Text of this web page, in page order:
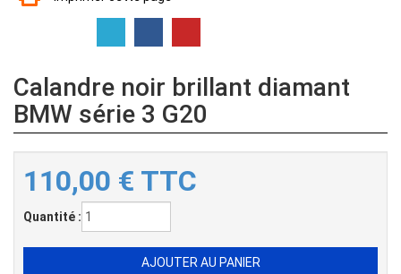
Calandre noir brillant diamant
BMW série 3 G20
110,00 € TTC
Quantité :